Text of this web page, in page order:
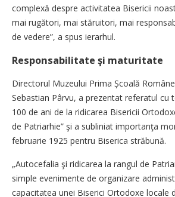
complexă despre activitatea Bisericii
mai rugători, mai stăruitori, mai
de vedere”, a spus ierarhul.
Responsabilitate şi maturitate
Directorul Muzeului Prima Școală
Sebastian Pârvu, a prezentat referatul cu
100 de ani de la ridicarea Bisericii
de Patriarhie” şi a subliniat importanţa
februarie 1925 pentru Biserica străbună.
„Autocefalia şi ridicarea la rangul de
simple evenimente de organizare
capacitatea unei Biserici Ortodoxe locale